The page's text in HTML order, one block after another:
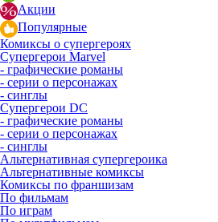
Акции
Популярные
Комиксы о супергероях
Супергерои Marvel
- графические романы
- серии о персонажах
- синглы
Супергерои DC
- графические романы
- серии о персонажах
- синглы
Альтернативная супергероика
Альтернативные комиксы
Комиксы по франшизам
По фильмам
По играм